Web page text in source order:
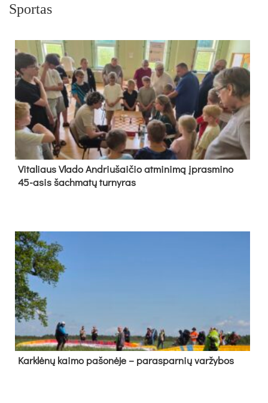
Sportas
Vi­ta­liaus Vla­do And­riu­šai­čio at­mi­ni­mą įpras­mi­no
45-asis šach­ma­tų tur­ny­ras
Kark­lė­nų kai­mo pa­šo­nė­je – pa­ras­par­nių var­žy­bos